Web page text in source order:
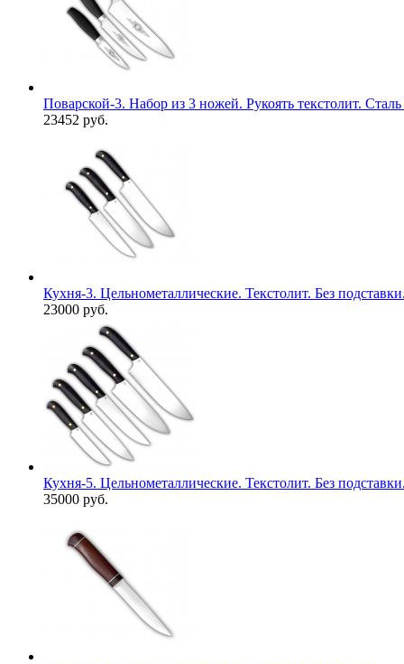
Поварской-3. Набор из 3 ножей. Рукоять текстолит.
23452 руб.
Кухня-3. Цельнометаллические. Текстолит. Без
23000 руб.
Кухня-5. Цельнометаллические. Текстолит. Без
35000 руб.